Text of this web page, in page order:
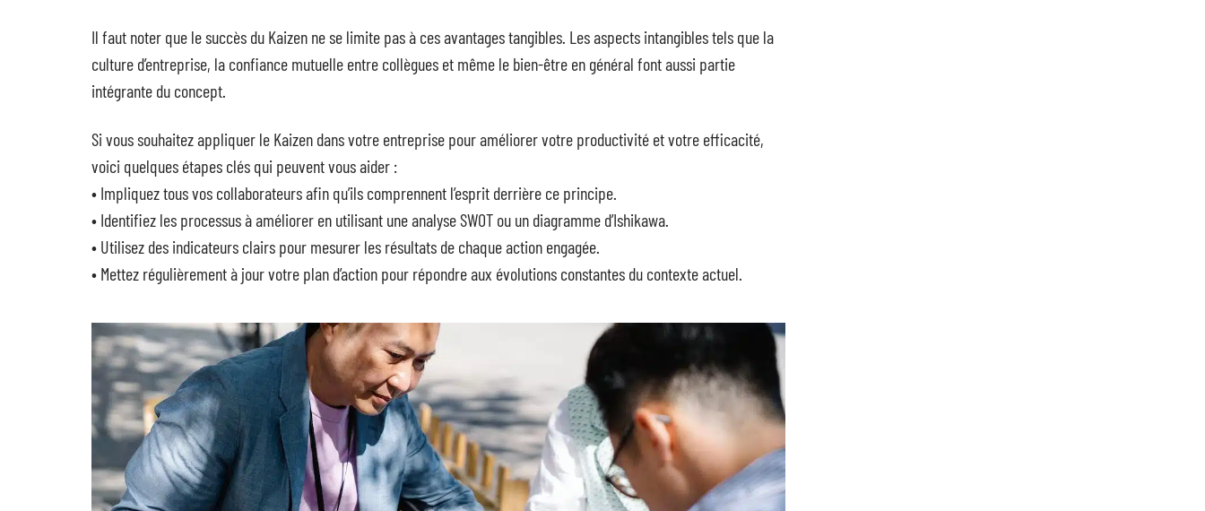
Il faut noter que le succès du Kaizen ne se limite pas à ces avantages tangibles. Les aspects intangibles tels que la
culture d’entreprise, la confiance mutuelle entre collègues et même le bien-être en général font aussi partie
intégrante du concept.
Si vous souhaitez appliquer le Kaizen dans votre entreprise pour améliorer votre productivité et votre efficacité,
voici quelques étapes clés qui peuvent vous aider :
• Impliquez tous vos collaborateurs afin qu’ils comprennent l’esprit derrière ce principe.
• Identifiez les processus à améliorer en utilisant une analyse SWOT ou un diagramme d’Ishikawa.
• Utilisez des indicateurs clairs pour mesurer les résultats de chaque action engagée.
• Mettez régulièrement à jour votre plan d’action pour répondre aux évolutions constantes du contexte actuel.